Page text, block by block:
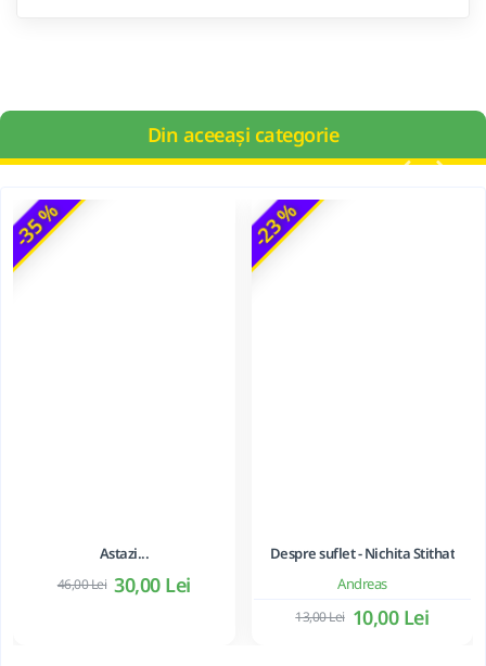
Din aceeași categorie
-35 %
Astazi...
30,00 Lei
46,00 Lei
-23 %
Andreas
Despre suflet - Nichita Stithat
10,00 Lei
13,00 Lei